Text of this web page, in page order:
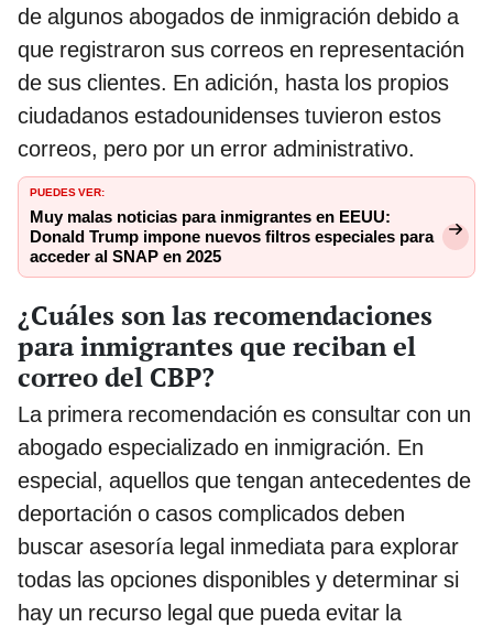
de algunos abogados de inmigración debido a
que registraron sus correos en representación
de sus clientes. En adición, hasta los propios
ciudadanos estadounidenses tuvieron estos
correos, pero por un error administrativo.
PUEDES VER:
Muy malas noticias para inmigrantes en EEUU:
Donald Trump impone nuevos filtros especiales para
acceder al SNAP en 2025
¿Cuáles son las recomendaciones
para inmigrantes que reciban el
correo del CBP?
La primera recomendación es consultar con un
abogado especializado en inmigración. En
especial, aquellos que tengan antecedentes de
deportación o casos complicados deben
buscar asesoría legal inmediata para explorar
todas las opciones disponibles y determinar si
hay un recurso legal que pueda evitar la